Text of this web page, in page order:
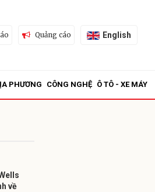
Quảng cáo English
PHƯƠNG CÔNG NGHỆ Ô TÔ - XE MÁY
về